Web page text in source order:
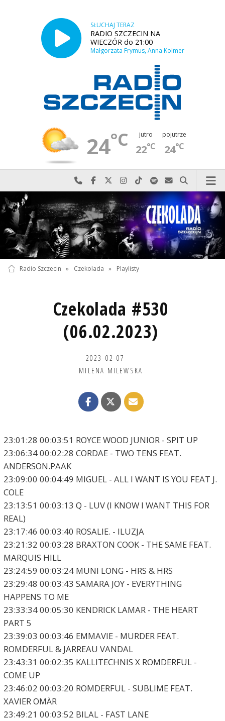
SŁUCHAJ TERAZ
RADIO SZCZECIN NA
WIECZÓR do 21:00
Małgorzata Frymus, Anna Kolmer
24°C jutro
22°C
pojutrze
24°C
Najlepiej po prostu do nas zadzwoń
Odwiedź nas na Facebook-u
Odwiedź nas na X
Odwiedź nas na Instagram-ie
Odwiedź nas na TikTok-u
Szukaj nas na Spotify
Wyślij do nas
Szukaj
Radio Szczecin » Czekolada » Playlisty
Czekolada #530
(06.02.2023)
2023-02-07
MILENA MILEWSKA
23:01:28 00:03:51 ROYCE WOOD JUNIOR - SPIT UP
23:06:34 00:02:28 CORDAE - TWO TENS FEAT.
ANDERSON.PAAK
23:09:00 00:04:49 MIGUEL - ALL I WANT IS YOU FEAT J.
COLE
23:13:51 00:03:13 Q - LUV (I KNOW I WANT THIS FOR
REAL)
23:17:46 00:03:40 ROSALIE. - ILUZJA
23:21:32 00:03:28 BRAXTON COOK - THE SAME FEAT.
MARQUIS HILL
23:24:59 00:03:24 MUNI LONG - HRS & HRS
23:29:48 00:03:43 SAMARA JOY - EVERYTHING
HAPPENS TO ME
23:33:34 00:05:30 KENDRICK LAMAR - THE HEART
PART 5
23:39:03 00:03:46 EMMAVIE - MURDER FEAT.
ROMDERFUL & JARREAU VANDAL
23:43:31 00:02:35 KALLITECHNIS X ROMDERFUL -
COME UP
23:46:02 00:03:20 ROMDERFUL - SUBLIME FEAT.
XAVIER OMÄR
23:49:21 00:03:52 BILAL - FAST LANE